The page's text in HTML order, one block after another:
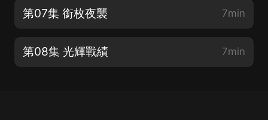
第07集 銜枚夜襲 7min
第08集 光輝戰績 7min